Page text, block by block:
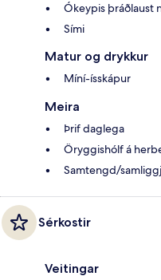
Ókeypis þráðlaust
Sími
Matur og drykkur
Míní-ísskápur
Meira
Þrif daglega
Öryggishólf á
Samtengd/
Sérkostir
Veitingar